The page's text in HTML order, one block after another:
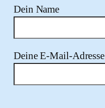
Dein Name
Deine E-Mail-Adresse